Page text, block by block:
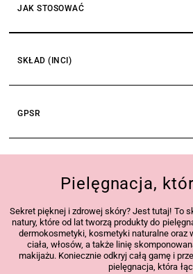
JAK STOSOWAĆ
SKŁAD (INCI)
GPSR
Pielęgnacja,
Sekret pięknej i zdrowej skóry? Jest tutaj! To
natury, które od lat tworzą produkty do
dermokosmetyki, kosmetyki naturalne oraz
ciała, włosów, a także linię
makijażu. Koniecznie odkryj całą gamę i
pielęgnacja, która